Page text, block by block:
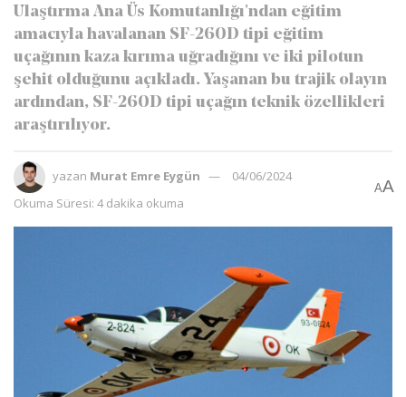
Ulaştırma Ana Üs Komutanlığı'ndan eğitim
amacıyla havalanan SF-260D tipi eğitim
uçağının kaza kırıma uğradığını ve iki pilotun
şehit olduğunu açıkladı. Yaşanan bu trajik olayın
ardından, SF-260D tipi uçağın teknik özellikleri
araştırılıyor.
yazan Murat Emre Eygün
04/06/2024
Okuma Süresi: 4 dakika okuma
AA